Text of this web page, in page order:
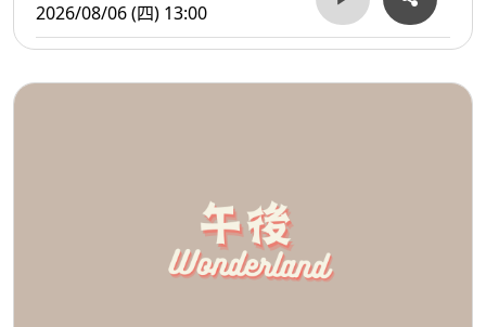
2026/08/06 (四) 13:00